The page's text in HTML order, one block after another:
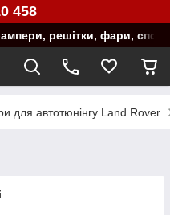
458
решітки, фари,
для автотюнінгу Land Rover